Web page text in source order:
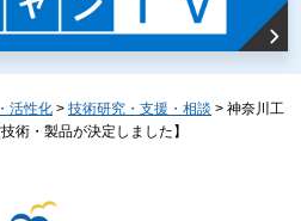
活性化 > 技術研究・支援・相談 > 神奈川工
術・製品が決定しました】